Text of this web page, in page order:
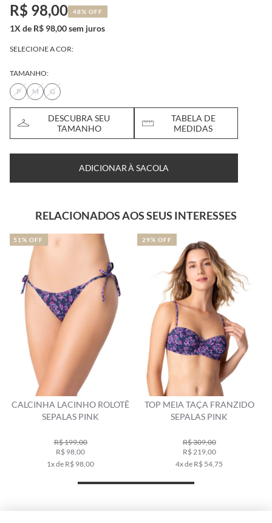
R$ 98,00 48% OFF
1X de R$ 98,00 sem juros
SELECIONE A COR:
TAMANHO:
P
M G
DESCUBRA SEU
TAMANHO
TABELA DE
MEDIDAS
ADICIONAR À SACOLA
RELACIONADOS AOS SEUS INTERESSES
TOP MEIA TAÇA FRANZIDO
SEPALAS PINK
R$ 309,00
R$ 219,00
4x de R$ 54,75
29% OFF
CALCINHA ALTA COMFORT
COM CINTO BONNET PINK
R$ 279,00
R$ 198,00
3x de R$ 66,00
29% OFF